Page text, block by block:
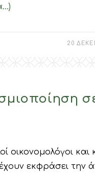
20
οικονομολόγοι και
εκφράσει την